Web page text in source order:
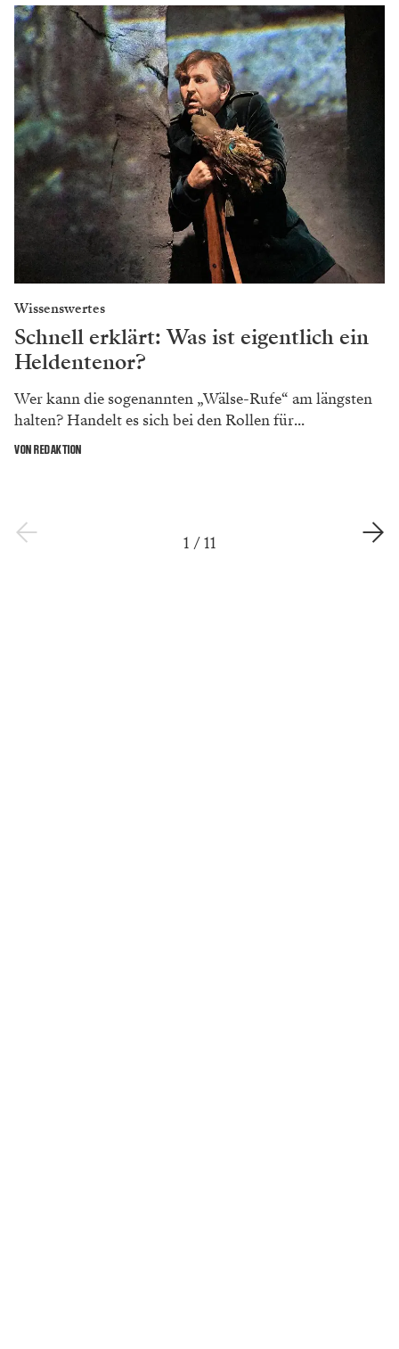
Wissenswertes
Schnell erklärt: Was ist eigentlich ein
Heldentenor?
Wer kann die sogenannten „Wälse-Rufe“ am längsten
halten? Handelt es sich bei den Rollen für...
VON REDAKTION
1 /11